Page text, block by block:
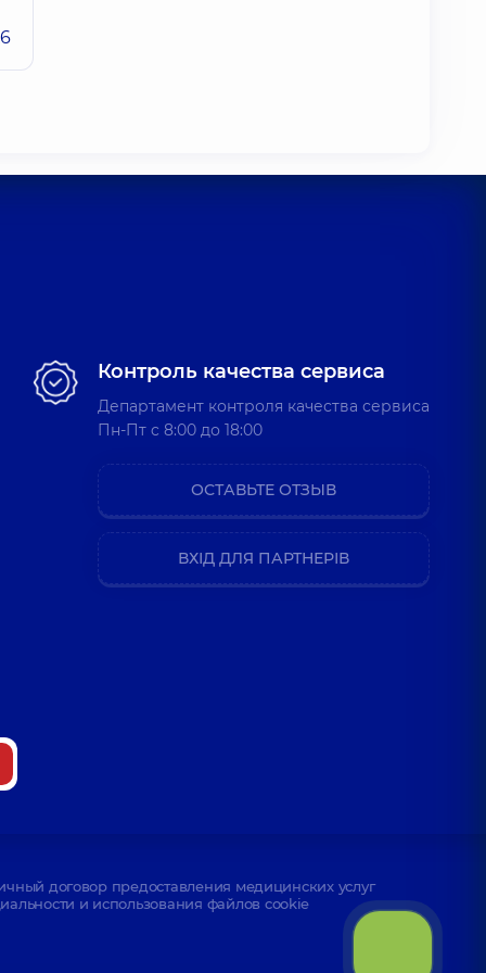
Контроль качества сервиса
Департамент контроля качества сервиса
Пн-Пт c 8:00 до 18:00
ОСТАВЬТЕ ОТЗЫВ
ВХІД ДЛЯ ПАРТНЕРІВ
договор предоставления медицинских услуг
и использования файлов cookie